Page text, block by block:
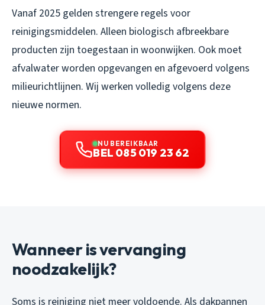
Vanaf 2025 gelden strengere regels voor
reinigingsmiddelen. Alleen biologisch afbreekbare
producten zijn toegestaan in woonwijken. Ook moet
afvalwater worden opgevangen en afgevoerd volgens
milieurichtlijnen. Wij werken volledig volgens deze
nieuwe normen.
NU BEREIKBAAR
BEL 085 019 23 62
Wanneer is vervanging
noodzakelijk?
Soms is reiniging niet meer voldoende. Als dakpannen